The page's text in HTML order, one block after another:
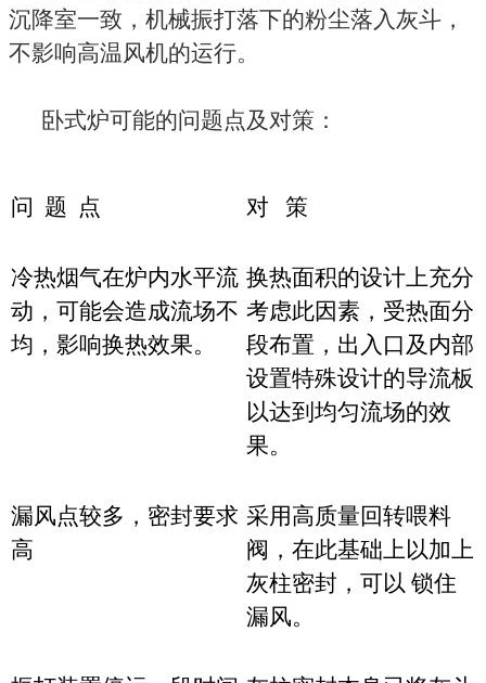
沉降室一致，机械振打落下的粉尘落入灰斗，
不影响高温风机的运行。
卧式炉可能的问题点及对策：
问 题 点 对 策
冷热烟气在炉内水平流
动，可能会造成流场不
均，影响换热效果。
换热面积的设计上充分
考虑此因素，受热面分
段布置，出入口及内部
设置特殊设计的导流板
以达到均匀流场的效
果。
漏风点较多，密封要求
高
采用高质量回转喂料
阀，在此基础上以加上
灰柱密封，可以 锁住
漏风。